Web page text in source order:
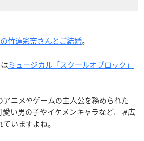
竹達彩奈さんとご結婚。
ミュージカル「スクールオブロック」
アニメやゲームの主人公を務められた
愛い男の子やイケメンキャラなど、幅広
いますよね。